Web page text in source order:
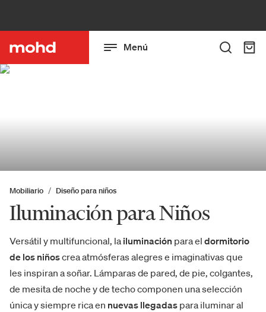
Menú
Mobiliario Diseño para niños
Iluminación para Niños
Versátil y multifuncional, la iluminación para el dormitorio
de los niñoscrea atmósferas alegres e imaginativas que
les inspiran a soñar. Lámparas de pared, de pie, colgantes,
de mesita de noche y de techo componen una selección
única y siempre rica en nuevas llegadas para iluminar al